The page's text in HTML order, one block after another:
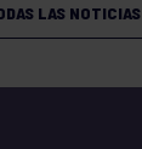
LAS NOTICIAS